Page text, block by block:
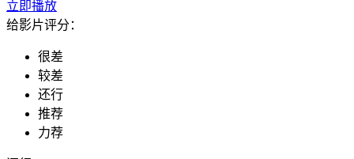
立即播放
给影片评分：
很差
较差
还行
推荐
力荐